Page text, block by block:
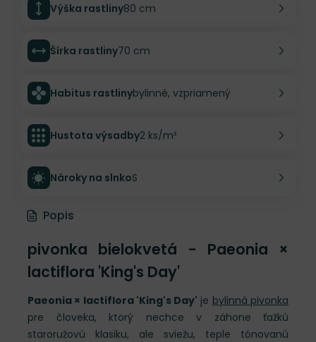
Výška rastliny80 cm
Šírka rastliny70 cm
Habitus rastlinybylinné, vzpriamený
Hustota výsadby2 ks/m²
Nároky na slnkoS
Popis
pivonka bielokvetá - Paeonia ×
lactiflora 'King's Day'
Paeonia × lactiflora 'King's Day' je bylinná pivonka
pre človeka, ktorý nechce v záhone ťažkú
staroružovú klasiku, ale sviežu, teple tónovanú